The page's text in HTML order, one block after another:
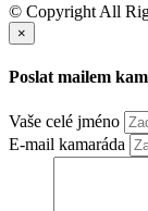
© Copyright All
×
Poslat mailem
Vaše celé jméno
E-mail kamaráda